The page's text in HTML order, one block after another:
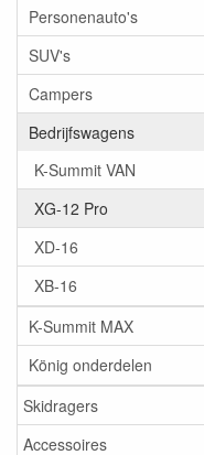
Personenauto's
SUV's
Campers
Bedrijfswagens
K-Summit VAN
XG-12 Pro
XD-16
XB-16
K-Summit MAX
König onderdelen
Skidragers
Accessoires